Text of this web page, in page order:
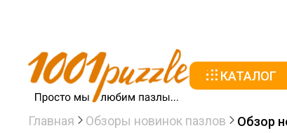
КАТАЛОГ
Главная Обзоры новинок пазлов Обзор